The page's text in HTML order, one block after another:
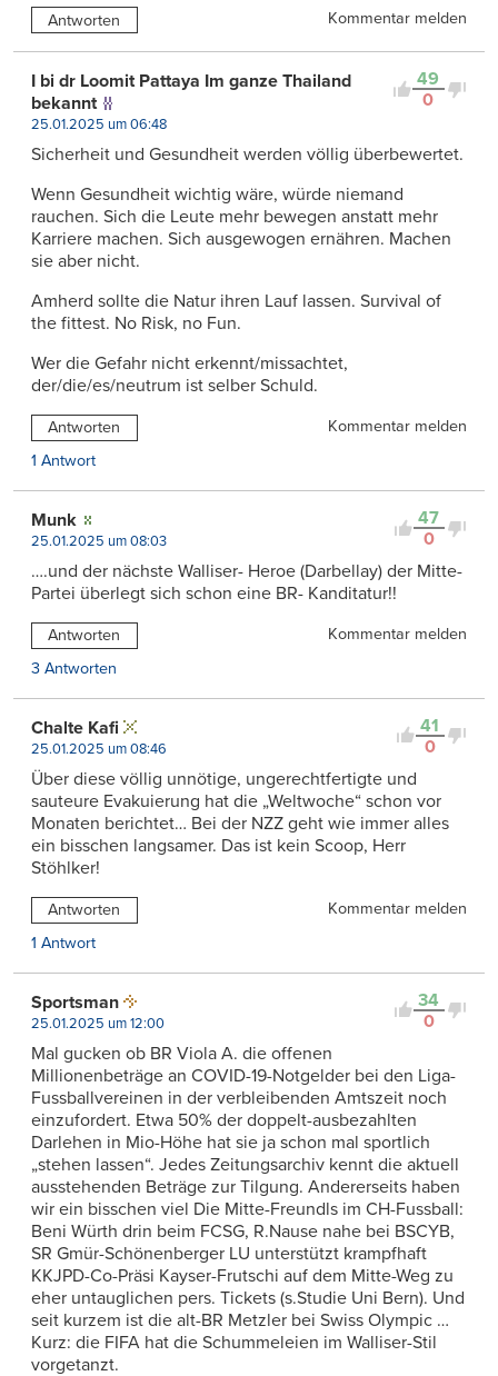
Antworten Kommentar melden
49
0
I bi dr Loomit Pattaya Im ganze Thailand
bekannt
25.01.2025 um 06:48
Sicherheit und Gesundheit werden völlig überbewertet.
Wenn Gesundheit wichtig wäre, würde niemand
rauchen. Sich die Leute mehr bewegen anstatt mehr
Karriere machen. Sich ausgewogen ernähren. Machen
sie aber nicht.
Amherd sollte die Natur ihren Lauf lassen. Survival of
the fittest. No Risk, no Fun.
Wer die Gefahr nicht erkennt/missachtet,
der/die/es/neutrum ist selber Schuld.
Antworten
Kommentar melden
1 Antwort
47
0
Munk
25.01.2025 um 08:03
….und der nächste Walliser- Heroe (Darbellay) der Mitte-
Partei überlegt sich schon eine BR- Kanditatur!!
Antworten
Kommentar melden
3 Antworten
41
0
Chalte Kafi
25.01.2025 um 08:46
Über diese völlig unnötige, ungerechtfertigte und
sauteure Evakuierung hat die „Weltwoche“ schon vor
Monaten berichtet… Bei der NZZ geht wie immer alles
ein bisschen langsamer. Das ist kein Scoop, Herr
Stöhlker!
Antworten
Kommentar melden
1 Antwort
34
0
Sportsman
25.01.2025 um 12:00
Mal gucken ob BR Viola A. die offenen
Millionenbeträge an COVID-19-Notgelder bei den Liga-
Fussballvereinen in der verbleibenden Amtszeit noch
einzufordert. Etwa 50% der doppelt-ausbezahlten
Darlehen in Mio-Höhe hat sie ja schon mal sportlich
„stehen lassen“. Jedes Zeitungsarchiv kennt die aktuell
ausstehenden Beträge zur Tilgung. Andererseits haben
wir ein bisschen viel Die Mitte-Freundls im CH-Fussball:
Beni Würth drin beim FCSG, R.Nause nahe bei BSCYB,
SR Gmür-Schönenberger LU unterstützt krampfhaft
KKJPD-Co-Präsi Kayser-Frutschi auf dem Mitte-Weg zu
eher untauglichen pers. Tickets (s.Studie Uni Bern). Und
seit kurzem ist die alt-BR Metzler bei Swiss Olympic …
Kurz: die FIFA hat die Schummeleien im Walliser-Stil
vorgetanzt.